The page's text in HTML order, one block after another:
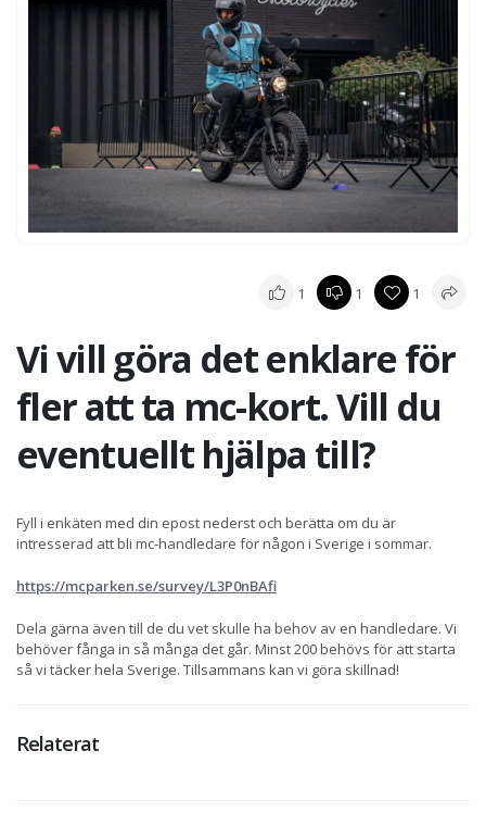
1 1 1
Vi vill göra det enklare för
fler att ta mc-kort. Vill du
eventuellt hjälpa till?
Fyll i enkäten med din epost nederst och berätta om du är
intresserad att bli mc-handledare för någon i Sverige i sommar.
https://mcparken.se/survey/L3P0nBAfi
Dela gärna även till de du vet skulle ha behov av en handledare. Vi
behöver fånga in så många det går. Minst 200 behövs för att starta
så vi täcker hela Sverige. Tillsammans kan vi göra skillnad!
Relaterat